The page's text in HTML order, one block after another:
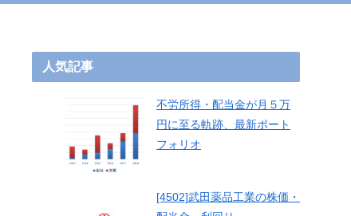
人気記事
不労所得・配当金が月５万
円に至る軌跡、最新ポート
フォリオ
[4502]武田薬品工業の株価・